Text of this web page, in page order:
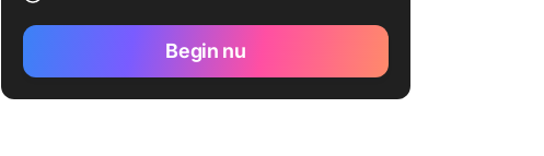
Begin nu